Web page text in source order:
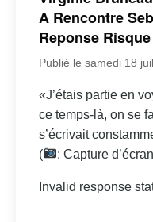
A Rencontre
Reponse
Publié le samedi 18
«J’étais partie en
ce temps-là, on se
s’écrivait
(
: Capture
Invalid response